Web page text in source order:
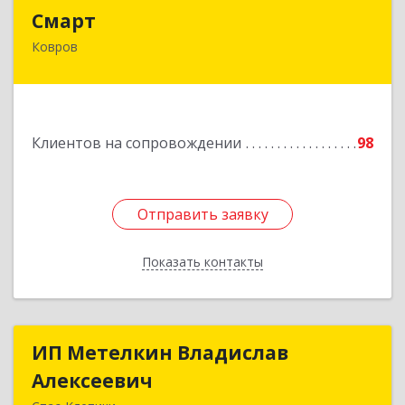
Смарт
Ковров
Клиентов на сопровождении 98
Отправить заявку
Показать контакты
601900, Владимирская обл, Ковров г, Труда ул,
Отправить заявку
Назад
ИП Метелкин Владислав
Алексеевич
ИП Метелкин Владислав